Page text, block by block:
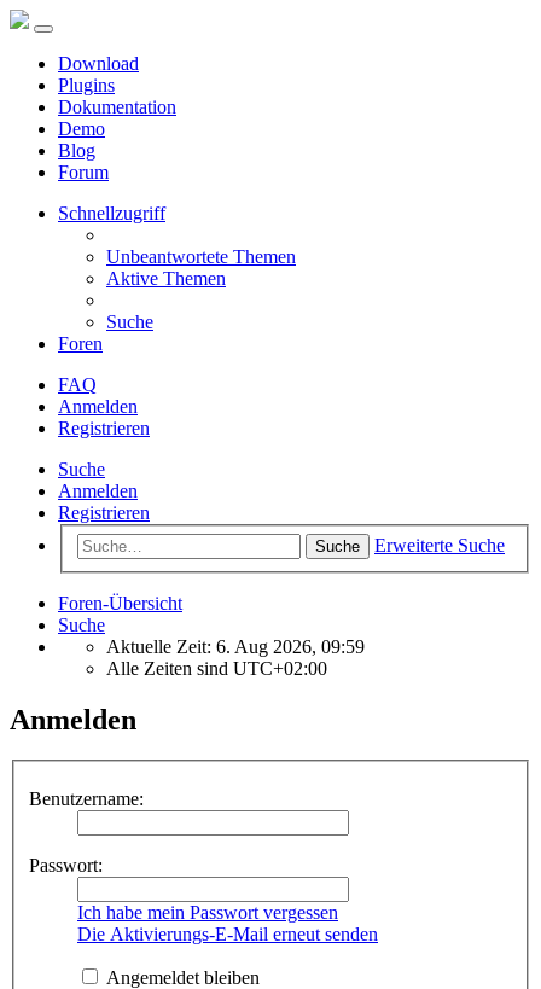
Download
Plugins
Dokumentation
Demo
Blog
Forum
Schnellzugriff
Unbeantwortete Themen
Aktive Themen
Suche
Foren
FAQ
Anmelden
Registrieren
Suche
Anmelden
Registrieren
Suche Erweiterte Suche
Foren-Übersicht
Suche
Aktuelle Zeit: 6. Aug 2026, 09:59
Alle Zeiten sind UTC+02:00
Anmelden
Benutzername:
Passwort:
Ich habe mein Passwort vergessen
Die Aktivierungs-E-Mail erneut senden
Angemeldet bleiben